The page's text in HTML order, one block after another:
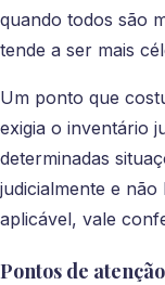
quando todos são
tende a ser mais
Um ponto que
exigia o inventário
determinadas
judicialmente e
aplicável, vale
Pontos de atenção